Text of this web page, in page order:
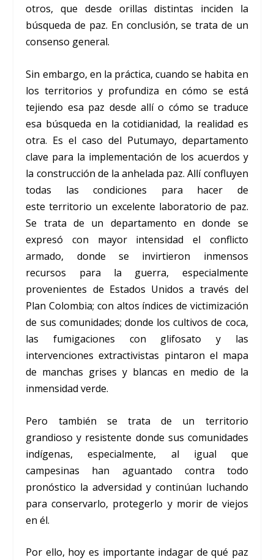
otros, que desde orillas distintas inciden la
búsqueda de paz. En conclusión, se trata de un
consenso general.
Sin embargo, en la práctica, cuando se habita en
los territorios y profundiza en cómo se está
tejiendo esa paz desde allí o cómo se traduce
esa búsqueda en la cotidianidad, la realidad es
otra. Es el caso del Putumayo, departamento
clave para la implementación de los acuerdos y
la construcción de la anhelada paz. Allí confluyen
todas las condiciones para hacer de
este territorio un excelente laboratorio de paz.
Se trata de un departamento en donde se
expresó con mayor intensidad el conflicto
armado, donde se invirtieron inmensos
recursos para la guerra, especialmente
provenientes de Estados Unidos a través del
Plan Colombia; con altos índices de victimización
de sus comunidades; donde los cultivos de coca,
las fumigaciones con glifosato y las
intervenciones extractivistas pintaron el mapa
de manchas grises y blancas en medio de la
inmensidad verde.
Pero también se trata de un territorio
grandioso y resistente donde sus comunidades
indígenas, especialmente, al igual que
campesinas han aguantado contra todo
pronóstico la adversidad y continúan luchando
para conservarlo, protegerlo y morir de viejos
en él.
Por ello, hoy es importante indagar de qué paz